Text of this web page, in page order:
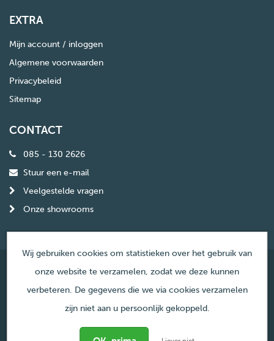
EXTRA
Mijn account / inloggen
Algemene voorwaarden
Privacybeleid
Sitemap
CONTACT
085 - 130 2626
Stuur een e-mail
Veelgestelde vragen
Onze showrooms
© Copyright Haardencentrum Nederland
Wij gebruiken cookies om statistieken over het gebruik van
onze website te verzamelen, zodat we deze kunnen
verbeteren. De gegevens die we via cookies verzamelen
zijn niet aan u persoonlijk gekoppeld.